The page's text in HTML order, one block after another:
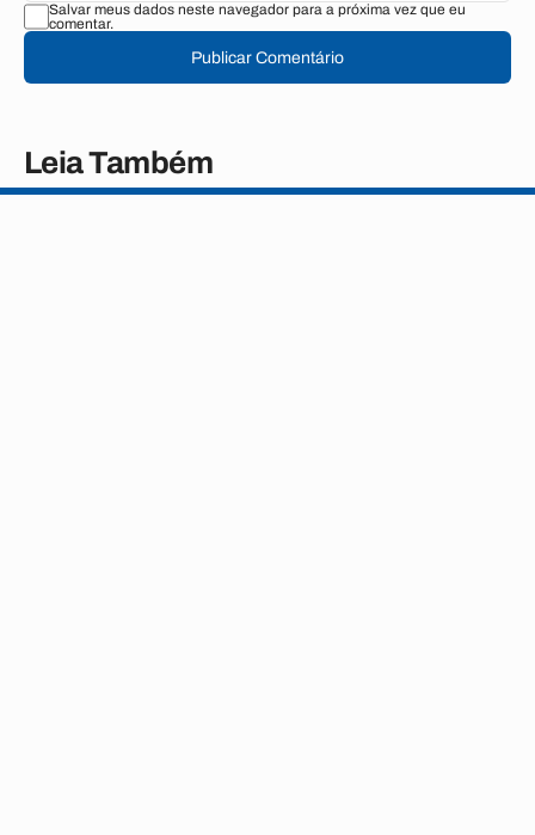
Salvar meus dados neste navegador para a próxima vez que eu
comentar.
Publicar Comentário
Leia Também